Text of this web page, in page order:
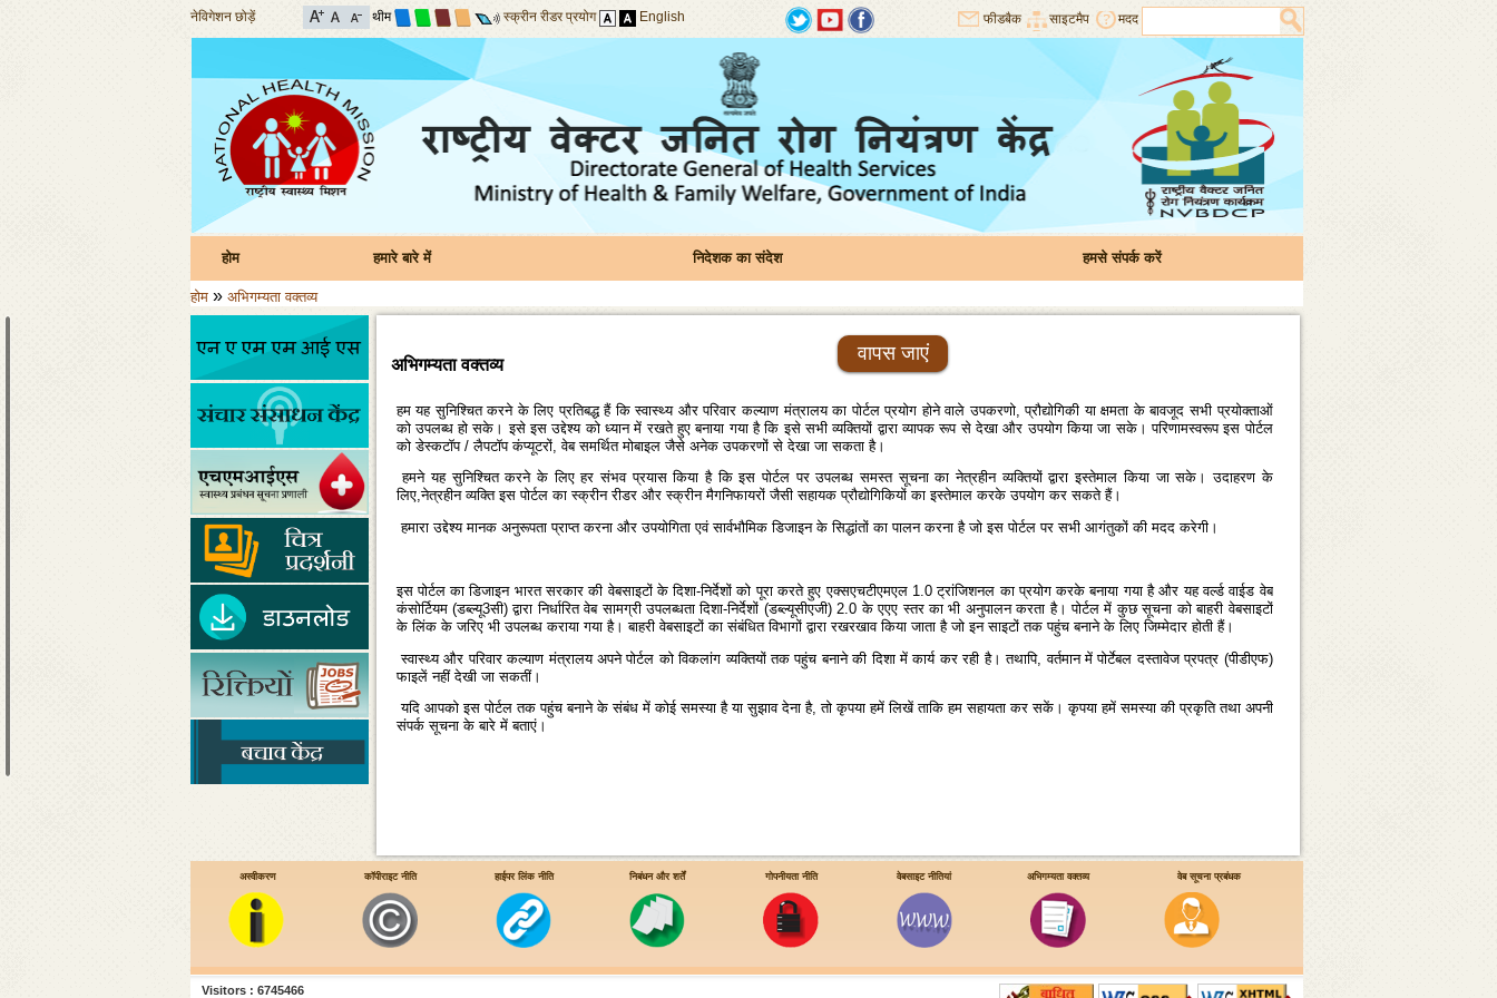
नेविगेशन छोड़ें थीम स्क्रीन रीडर प्रयोग English फीडबैक साइटमैप मदद
होम हमारे बारे में निदेशक का संदेश हमसे संपर्क करें
होम» अभिगम्यता वक्तव्य
अभिगम्यता वक्तव्य
वापस जाएं
हम यह सुनिश्‍चित करने के लिए प्रतिबद्ध हैं कि स्‍वास्‍थ्‍य और परिवार कल्‍याण मंत्रालय का पोर्टल प्रयोग होने वाले उपकरणो, प्रौद्योगिकी या क्षमता के बावजूद सभी प्रयोक्‍ताओं
को उपलब्‍ध हो सके। इसे इस उद्देश्‍य को ध्‍यान में रखते हुए बनाया गया है कि इसे सभी व्‍यक्‍तियों द्वारा व्‍यापक रूप से देखा और उपयोग किया जा सके। परिणामस्‍वरूप इस पोर्टल
को डेस्‍कटॉप / लैपटॉप कंप्‍यूटरों, वेब समर्थित मोबाइल जैसे अनेक उपकरणों से देखा जा सकता है।
हमने यह सुनिश्‍चित करने के लिए हर संभव प्रयास किया है कि इस पोर्टल पर उपलब्‍ध समस्‍त सूचना का नेत्रहीन व्‍यक्‍तियों द्वारा इस्‍तेमाल किया जा सके। उदाहरण के
लिए,नेत्रहीन व्‍यक्‍ति इस पोर्टल का स्‍क्रीन रीडर और स्‍क्रीन मैगनिफायरों जैसी सहायक प्रौद्योगिकियों का इस्‍तेमाल करके उपयोग कर सकते हैं।
हमारा उद्देश्‍य मानक अनुरूपता प्राप्‍त करना और उपयोगिता एवं सार्वभौमिक डिजाइन के सिद्धांतों का पालन करना है जो इस पोर्टल पर सभी आगंतुकों की मदद करेगी।
इस पोर्टल का डिजाइन भारत सरकार की वेबसाइटों के दिशा-निर्देशों को पूरा करते हुए एक्‍सएचटीएमएल 1.0 ट्रांजिशनल का प्रयोग करके बनाया गया है और यह वर्ल्‍ड वाईड वेब
कंसोर्टियम (डब्‍ल्‍यू3सी) द्वारा निर्धारित वेब सामग्री उपलब्‍धता दिशा-निर्देशों (डब्‍ल्‍यूसीएजी) 2.0 के एएए स्‍तर का भी अनुपालन करता है। पोर्टल में कुछ सूचना को बाहरी वेबसाइटों
के लिंक के जरिए भी उपलब्‍ध कराया गया है। बाहरी वेबसाइटों का संबंधित विभागों द्वारा रखरखाव किया जाता है जो इन साइटों तक पहुंच बनाने के लिए जिम्‍मेदार होती हैं।
स्‍वास्‍थ्‍य और परिवार कल्‍याण मंत्रालय अपने पोर्टल को विकलांग व्‍यक्‍तियों तक पहुंच बनाने की दिशा में कार्य कर रही है। तथापि, वर्तमान में पोर्टेबल दस्‍तावेज प्रपत्र (पीडीएफ)
फाइलें नहीं देखी जा सकतीं।
यदि आपको इस पोर्टल तक पहुंच बनाने के संबंध में कोई समस्‍या है या सुझाव देना है, तो कृपया हमें लिखें ताकि हम सहायता कर सकें। कृपया हमें समस्‍या की प्रकृति तथा अपनी
संपर्क सूचना के बारे में बताएं।
अस्वीकरण कॉपीराइट नीति हाईपर लिंक नीति निबंधन और शर्तें गोपनीयता नीति वेबसाइट नीतियां अभिगम्यता वक्तव्य वेब सूचना प्रबंधक
Visitors : 6745466